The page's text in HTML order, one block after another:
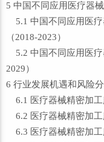
5 中国不同应用医疗器
5.1 中国不同应用医疗
（2018-2023）
5.2 中国不同应用医疗
2029）
6 行业发展机遇和风险
6.1 医疗器械精密加工
6.2 医疗器械精密加工
6.3 医疗器械精密加